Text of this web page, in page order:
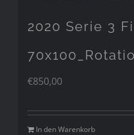
2020 Serie 3
€850,00
In den Warenkorb